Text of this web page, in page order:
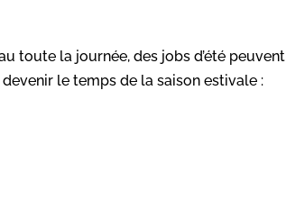
toute la journée, des jobs d’été peuvent
le temps de la saison estivale :